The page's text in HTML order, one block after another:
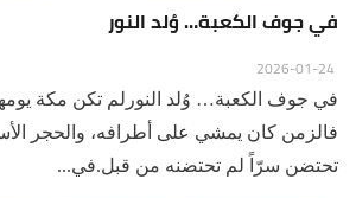
في جوف الكعبة… وُلد النور
في جوف الكعبة… وُلد النورلم تكن مكة يومها
فالزمن كان يمشي على أطرافه، والحجر
تحتضن سرّاً لم تحتضنه من قبل.في...